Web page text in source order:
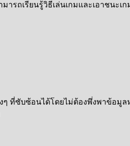
รถเรียนรู้วิธีเล่นเกมและเอาชนะ
ที่ซับซ้อนได้โดยไม่ต้องพึ่งพาข้อมู